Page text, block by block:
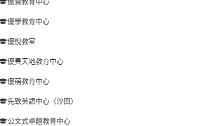
優學教育中心
優悅教室
優異天地教育中心
優萌教育中心
先致英語中心（沙田）
公文式卓翹教育中心